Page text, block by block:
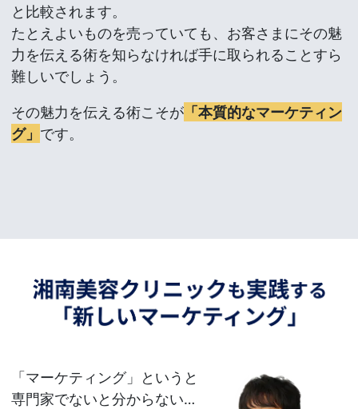
と比較されます。
たとえよいものを売っていても、お客さまにその魅
力を伝える術を知らなければ手に取られることすら
難しいでしょう。
その魅力を伝える術こそが「本質的なマーケティン
グ」 です。
「マーケティング」というと
専門家でないと分からない…